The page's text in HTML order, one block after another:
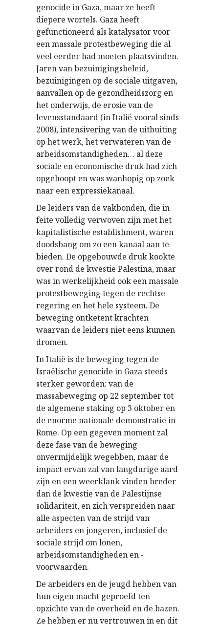
genocide in Gaza, maar ze heeft
diepere wortels. Gaza heeft
gefunctioneerd als katalysator voor
een massale protestbeweging die al
veel eerder had moeten plaatsvinden.
Jaren van bezuinigingsbeleid,
bezuinigingen op de sociale uitgaven,
aanvallen op de gezondheidszorg en
het onderwijs, de erosie van de
levensstandaard (in Italië vooral sinds
2008), intensivering van de uitbuiting
op het werk, het verwateren van de
arbeidsomstandigheden… al deze
sociale en economische druk had zich
opgehoopt en was wanhopig op zoek
naar een expressiekanaal.
De leiders van de vakbonden, die in
feite volledig verwoven zijn met het
kapitalistische establishment, waren
doodsbang om zo een kanaal aan te
bieden. De opgebouwde druk kookte
over rond de kwestie Palestina, maar
was in werkelijkheid ook een massale
protestbeweging tegen de rechtse
regering en het hele systeem. De
beweging ontketent krachten
waarvan de leiders niet eens kunnen
dromen.
In Italië is de beweging tegen de
Israëlische genocide in Gaza steeds
sterker geworden: van de
massabeweging op 22 september tot
de algemene staking op 3 oktober en
de enorme nationale demonstratie in
Rome. Op een gegeven moment zal
deze fase van de beweging
onvermijdelijk wegebben, maar de
impact ervan zal van langdurige aard
zijn en een weerklank vinden breder
dan de kwestie van de Palestijnse
solidariteit, en zich verspreiden naar
alle aspecten van de strijd van
arbeiders en jongeren, inclusief de
sociale strijd om lonen,
arbeidsomstandigheden en -
voorwaarden.
De arbeiders en de jeugd hebben van
hun eigen macht geproefd ten
opzichte van de overheid en de bazen.
Ze hebben er nu vertrouwen in en dit